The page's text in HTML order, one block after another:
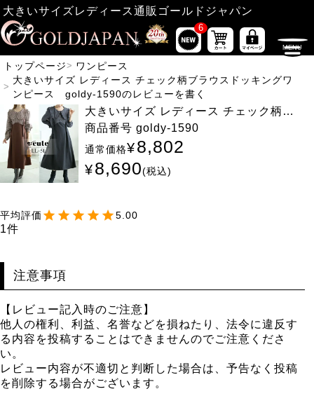
大きいサイズレディース通販ゴールドジャパン
6
トップページ
ワンピース
大きいサイズ レディース チェック柄ブラウスドッキングワ
ンピース goldy-1590のレビューを書く
大きいサイズ レディース チェック柄ブ
ラウスドッキングワンピース goldy-15
商品番号 goldy-1590
通常価格¥8,802
¥8,690 税込
5.00
1
注意事項
【レビュー記入時のご注意】
他人の権利、利益、名誉などを損ねたり、法令に違反す
る内容を投稿することはできませんのでご注意くださ
い。
レビュー内容が不適切と判断した場合は、予告なく投稿
を削除する場合がございます。